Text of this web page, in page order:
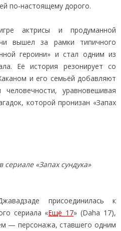
по‑настоящему дорого.
актрисы и продуманной
вышел за рамки типичного
героини» и стал одним из
Её история резонирует со
и его семьёй добавляют
уравновешивая
которой пронизан «Запах
«Запах сундука»
присоединилась к
сериала «Ещё 17» (Daha 17),
— персонажа, ставшего одним